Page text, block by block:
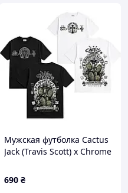
Мужская футболка Cactus
Jack (Travis Scott) x Chrome
690 ₴